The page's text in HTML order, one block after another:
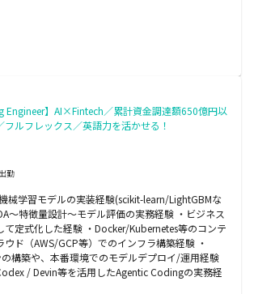
Engineer】AI×Fintech／累計資金調達額650億円以
フルフレックス／英語力を活かせる！
勤
械学習モデルの実装経験(scikit-learn/LightGBMな
〜特徴量設計〜モデル評価の実務経験 ・ビジネス
て定式化した経験 ・Docker/Kubernetes等のコンテ
ド（AWS/GCP等）でのインフラ構築経験 ・
構築や、本番環境でのモデルデプロイ/運用経験
/ Devin等を活用したAgentic Codingの実務経